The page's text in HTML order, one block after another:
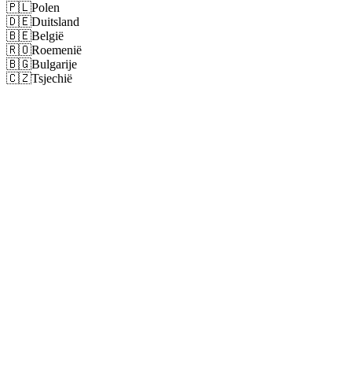
🇵🇱Polen
🇩🇪Duitsland
🇧🇪België
🇷🇴Roemenië
🇧🇬Bulgarije
🇨🇿Tsjechië